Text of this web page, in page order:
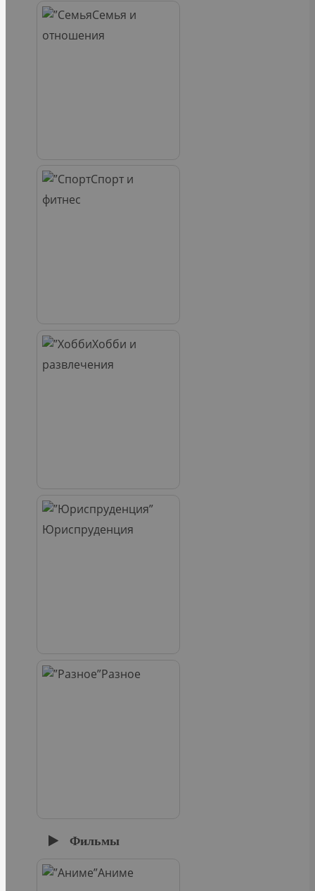
Семья и
отношения
Спорт и
фитнес
Хобби и
развлечения
Юриспруденция
Разное
Фильмы
Аниме